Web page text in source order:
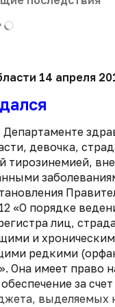
14 апреля
девочка,
тирозинемией,
«О порядке
лиц,
и
редкими
Она имеет право
за
выделяемых